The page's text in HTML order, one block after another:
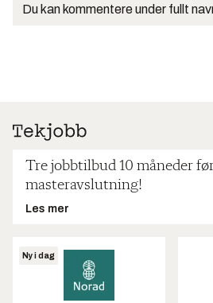
Du kan kommentere under fullt
Tre jobbtilbud 10 måneder
masteravslutning!
Les mer
Ny i dag